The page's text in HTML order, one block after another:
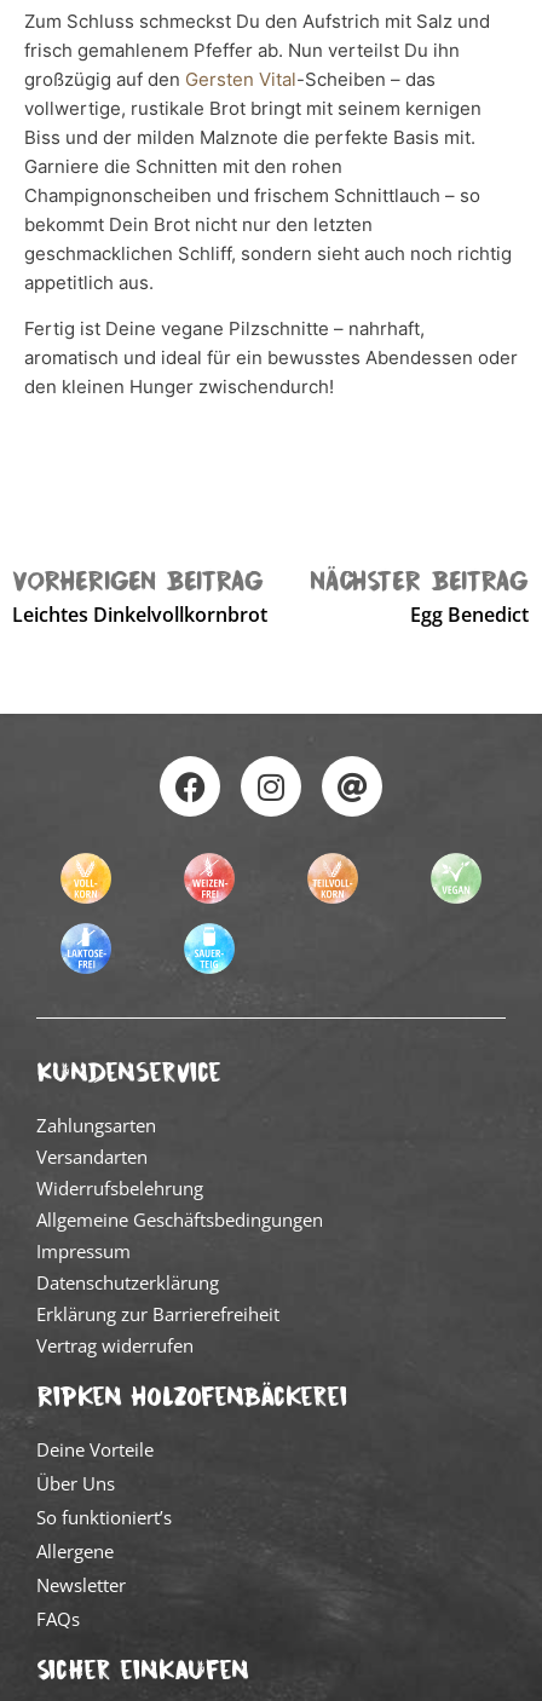
Zum Schluss schmeckst Du den Aufstrich mit Salz und
frisch gemahlenem Pfeffer ab. Nun verteilst Du ihn
großzügig auf den Gersten Vital-Scheiben – das
vollwertige, rustikale Brot bringt mit seinem kernigen
Biss und der milden Malznote die perfekte Basis mit.
Garniere die Schnitten mit den rohen
Champignonscheiben und frischem Schnittlauch – so
bekommt Dein Brot nicht nur den letzten
geschmacklichen Schliff, sondern sieht auch noch richtig
appetitlich aus.
Fertig ist Deine vegane Pilzschnitte – nahrhaft,
aromatisch und ideal für ein bewusstes Abendessen oder
den kleinen Hunger zwischendurch!
VORHERIGEN BEITRAG
Leichtes Dinkelvollkornbrot
NÄCHSTER BEITRAG
Egg Benedict
Kundenservice
Zahlungsarten
Versandarten
Widerrufsbelehrung
Allgemeine Geschäftsbedingungen
Impressum
Datenschutzerklärung
Erklärung zur Barrierefreiheit
Vertrag widerrufen
Ripken Holzofenbäckerei
Deine Vorteile
Über Uns
So funktioniert’s
Allergene
Newsletter
FAQs
Sicher einkaufen